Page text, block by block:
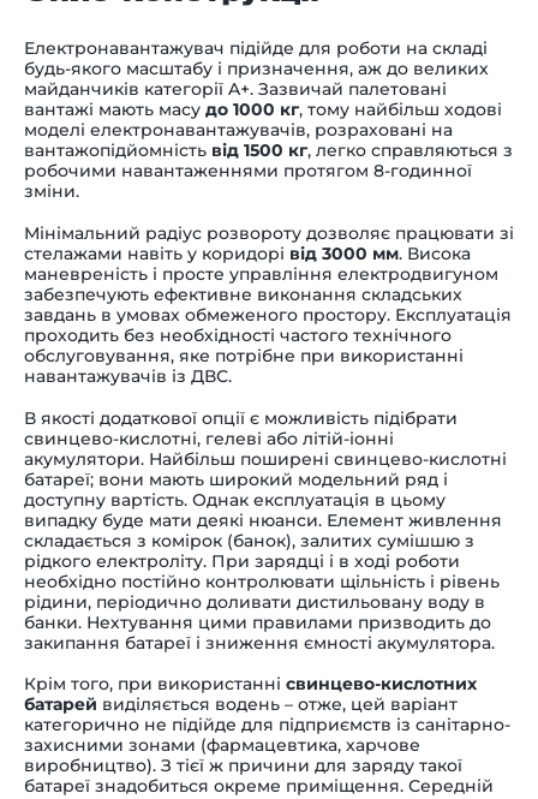
Електронавантажувач підійде для роботи на складі
будь-якого масштабу і призначення, аж до великих
майданчиків категорії A+. Зазвичай палетовані
вантажі мають масу до 1000 кг, тому найбільш ходові
моделі електронавантажувачів, розраховані на
вантажопідйомність від 1500 кг, легко справляються з
робочими навантаженнями протягом 8-годинної
зміни.
Мінімальний радіус розвороту дозволяє працювати зі
стелажами навіть у коридорі від 3000 мм. Висока
маневреність і просте управління електродвигуном
забезпечують ефективне виконання складських
завдань в умовах обмеженого простору. Експлуатація
проходить без необхідності частого технічного
обслуговування, яке потрібне при використанні
навантажувачів із ДВС.
В якості додаткової опції є можливість підібрати
свинцево-кислотні, гелеві або літій-іонні
акумулятори. Найбільш поширені свинцево-кислотні
батареї; вони мають широкий модельний ряд і
доступну вартість. Однак експлуатація в цьому
випадку буде мати деякі нюанси. Елемент живлення
складається з комірок (банок), залитих сумішшю з
рідкого електроліту. При зарядці і в ході роботи
необхідно постійно контролювати щільність і рівень
рідини, періодично доливати дистильовану воду в
банки. Нехтування цими правилами призводить до
закипання батареї і зниження ємності акумулятора.
Крім того, при використанні свинцево-кислотних
батарей виділяється водень – отже, цей варіант
категорично не підійде для підприємств із санітарно-
захисними зонами (фармацевтика, харчове
виробництво). З тієї ж причини для заряду такої
батареї знадобиться окреме приміщення. Середній